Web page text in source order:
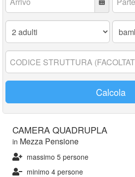
Adulti:
Bambini
17
Codice
struttura:
Calcola
CAMERA QUADRUPLA
in Mezza Pensione
massimo 5 persone
minimo 4 persone